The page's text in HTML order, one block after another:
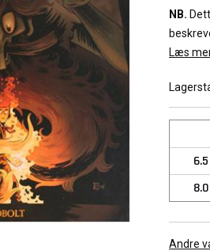
NB.
Det
vil
Læs
6.5
8.0
Andre